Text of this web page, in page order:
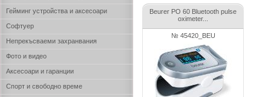
Гейминг устройства и аксесоари
Софтуер
Непрекъсваеми захранвания
Фото и видео
Аксесоари и гаранции
Спорт и свободно време
Beurer PO 60 Bluetooth pulse
oximeter...
№ 45420_BEU